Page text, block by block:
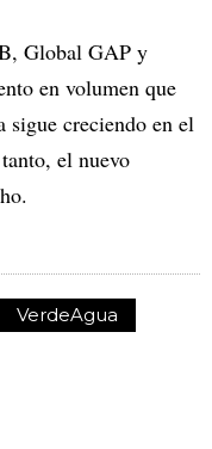
Global GAP y
en volumen que
sigue creciendo en el
el nuevo
VerdeAgua